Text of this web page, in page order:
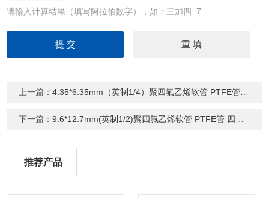
请输入计算结果（填写阿拉伯数字），如：三加四=7
上一篇：4.35*6.35mm（英制1/4）聚四氟乙烯软管 PTFE管 四氟软管
下一篇：9.6*12.7mm(英制1/2)聚四氟乙烯软管 PTFE管 四氟软管
推荐产品